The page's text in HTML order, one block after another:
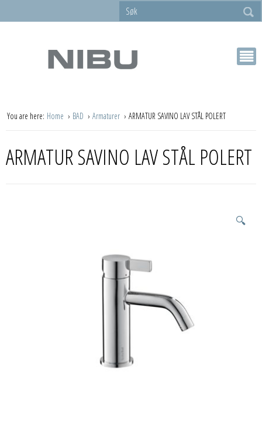
You are here: Home BAD Armaturer ARMATUR SAVINO LAV STÅL POLERT
ARMATUR SAVINO LAV STÅL POLERT
🔍